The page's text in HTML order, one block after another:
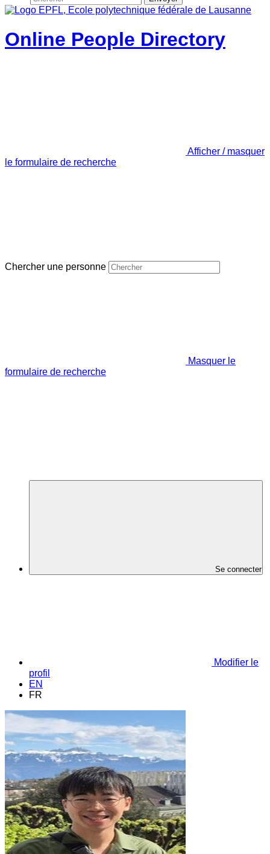
Online People Directory
Afficher / masquer
le formulaire de recherche
Chercher une personne
Masquer le
formulaire de recherche
Se connecter
Modifier le
profil
EN
FR